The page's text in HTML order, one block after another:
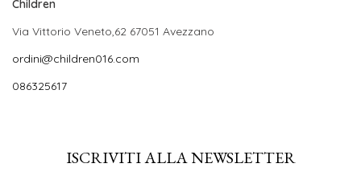
Children
Via Vittorio Veneto,62 67051 Avezzano
ordini@children016.com
086325617
ISCRIVITI ALLA NEWSLETTER